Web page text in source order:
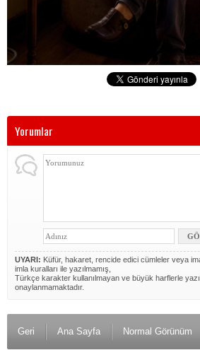
Yorumlar
UYARI: Küfür, hakaret, rencide edici cümleler veya
imla kuralları ile yazılmamış,
Türkçe karakter kullanılmayan ve büyük harflerle
onaylanmamaktadır.
Geri Ana Sayfa Normal Görünüm